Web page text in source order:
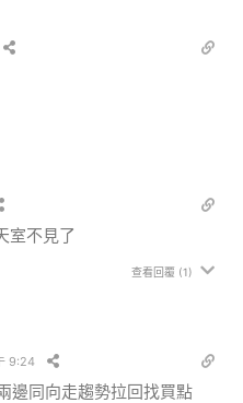
室不見了
查看回覆 (1)
9:24
邊同向走趨勢拉回找買點